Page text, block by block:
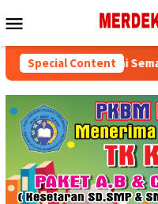
to
Menu
Special Content
Kader Partai Semarakkan